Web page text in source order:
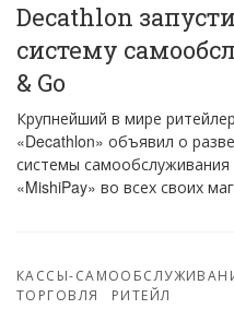
Decathlon
систему
& Go
Крупнейший в мире
«Decathlon» объявил о
системы
«MishiPay» во всех своих
КАССЫ-
ТОРГОВЛЯ
РИТЕЙЛ